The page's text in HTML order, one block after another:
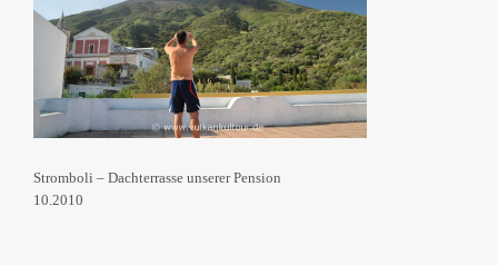
Stromboli – Dachterrasse unserer Pension
10.2010